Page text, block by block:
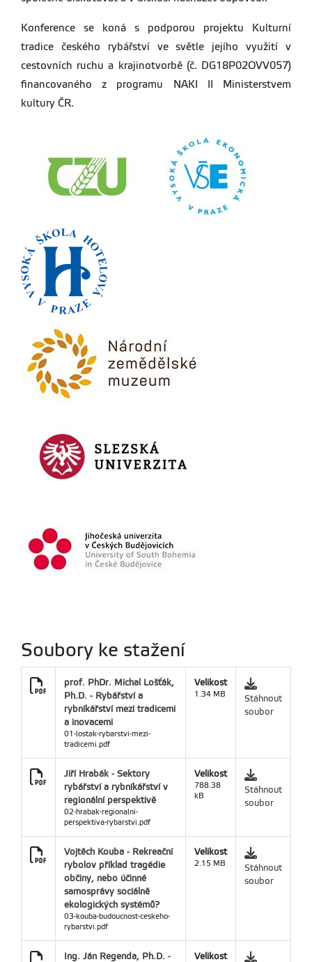
Konference se koná s podporou projektu Kulturní
tradice českého rybářství ve světle jejího využití v
cestovních ruchu a krajinotvorbě (č. DG18P02OVV057)
financovaného z programu NAKI II Ministerstvem
kultury ČR.
Soubory ke stažení
prof. PhDr. Michal Lošťák,
Ph.D. - Rybářství a
rybníkářství mezi tradicemi
a inovacemi
01-lostak-rybarstvi-mezi-
tradicemi.pdf
Velikost
1.34 MB
Stáhnout
soubor
Jiří Hrabák - Sektory
rybářství a rybníkářství v
regionální perspektivě
02-hrabak-regionalni-
perspektiva-rybarstvi.pdf
Velikost
788.38
kB
Stáhnout
soubor
Vojtěch Kouba - Rekreační
rybolov příklad tragédie
občiny, nebo účinné
samosprávy sociálně
ekologických systémů?
03-kouba-budoucnost-ceskeho-
rybarstvi.pdf
Velikost
2.15 MB
Stáhnout
soubor
Ing. Ján Regenda, Ph.D. -
Velikost